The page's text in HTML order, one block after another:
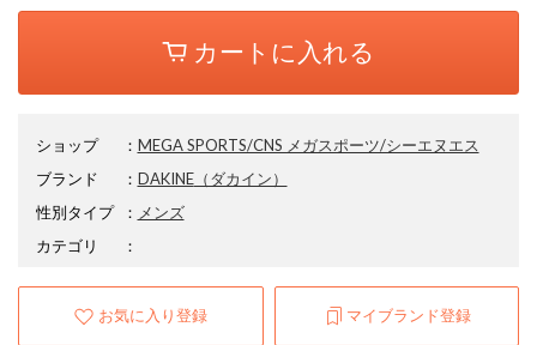
カートに入れる
ショップ ： MEGA SPORTS/CNS メガスポーツ/シーエヌエス
ブランド
： DAKINE（ダカイン）
性別タイプ
： メンズ
カテゴリ
：
お気に入り登録 マイブランド登録